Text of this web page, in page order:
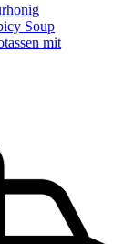
Soup
mit